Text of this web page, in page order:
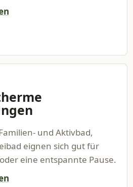
und Aktivbad,
eignen sich gut für
eine entspannte Pause.